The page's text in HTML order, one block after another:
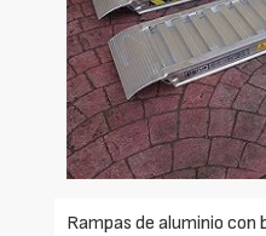
Rampas de aluminio con